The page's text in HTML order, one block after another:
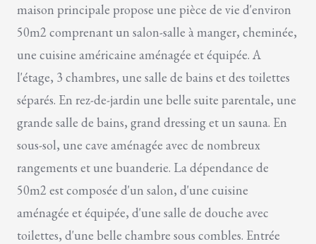
maison principale propose une pièce de vie d'environ
50m2 comprenant un salon-salle à manger, cheminée,
une cuisine américaine aménagée et équipée. A
l'étage, 3 chambres, une salle de bains et des toilettes
séparés. En rez-de-jardin une belle suite parentale, une
grande salle de bains, grand dressing et un sauna. En
sous-sol, une cave aménagée avec de nombreux
rangements et une buanderie. La dépendance de
50m2 est composée d'un salon, d'une cuisine
aménagée et équipée, d'une salle de douche avec
toilettes, d'une belle chambre sous combles. Entrée